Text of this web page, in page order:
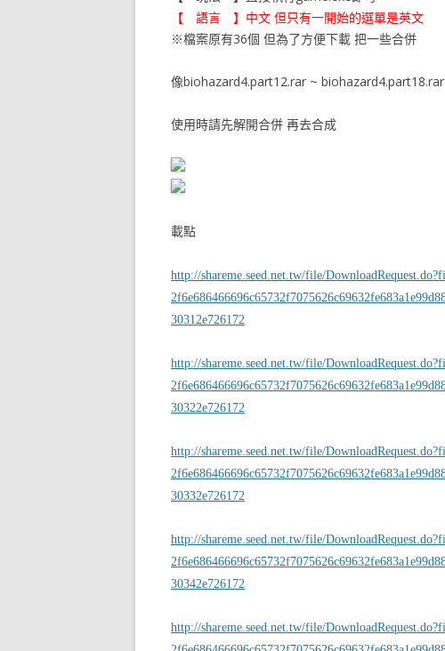
【 語言 】中文 但只有一開始的選單是英文
※檔案原有36個 但為了方便下載 把一些合併
像biohazard4.part12.rar ~
使用時請先解開合併 再去合成
載點
http://shareme.seed.net.tw/file/
30312e726172
http://shareme.seed.net.tw/file/
30322e726172
http://shareme.seed.net.tw/file/
30332e726172
http://shareme.seed.net.tw/file/
30342e726172
http://shareme.seed.net.tw/file/